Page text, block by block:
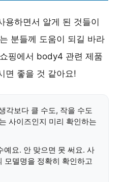
용하면서 알게 된 것들이
분들께 도움이 되길 바라
핑에서 body4 관련 제품
면 좋을 것 같아요!
각보다 클 수도, 작을 수도
사이즈인지 미리 확인하는
예요. 안 맞으면 못 써요. 사
모델명을 정확히 확인하고